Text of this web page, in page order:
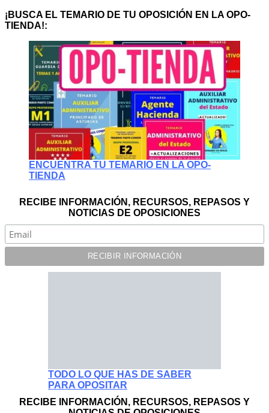
¡BUSCA EL TEMARIO DE TU OPOSICIÓN EN LA OPO-
TIENDA!:
ENCUENTRA TU TEMARIO EN LA OPO-
TIENDA
RECIBE INFORMACIÓN, RECURSOS, REPASOS Y
NOTICIAS DE OPOSICIONES
TODO LO QUE HAS DE SABER
PARA OPOSITAR
RECIBE INFORMACIÓN, RECURSOS, REPASOS Y